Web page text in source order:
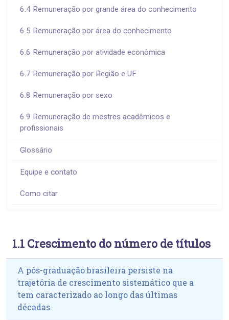
6.4 Remuneração por grande área do conhecimento
6.5 Remuneração por área do conhecimento
6.6 Remuneração por atividade econômica
6.7 Remuneração por Região e UF
6.8 Remuneração por sexo
6.9 Remuneração de mestres acadêmicos e
profissionais
Glossário
Equipe e contato
Como citar
1.1 Crescimento do número de títulos
A pós-graduação brasileira persiste na
trajetória de crescimento sistemático que a
tem caracterizado ao longo das últimas
décadas.